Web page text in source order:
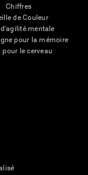
Chiffres
de Couleur
mentale
pour la mémoire
pour le cerveau